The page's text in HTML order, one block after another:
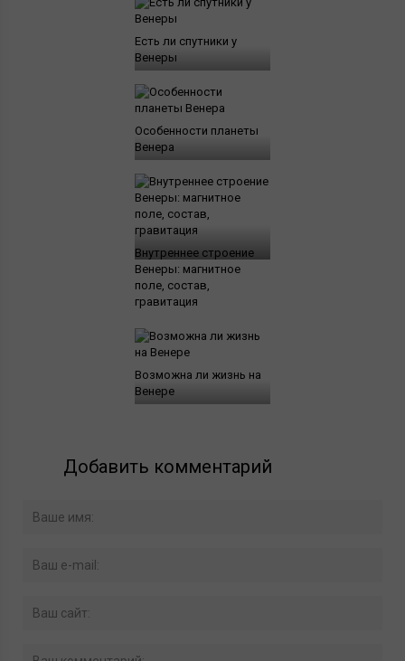
Есть ли спутники у
Венеры
Особенности планеты
Венера
Внутреннее строение
Венеры: магнитное
поле, состав,
гравитация
Возможна ли жизнь на
Венере
Добавить комментарий